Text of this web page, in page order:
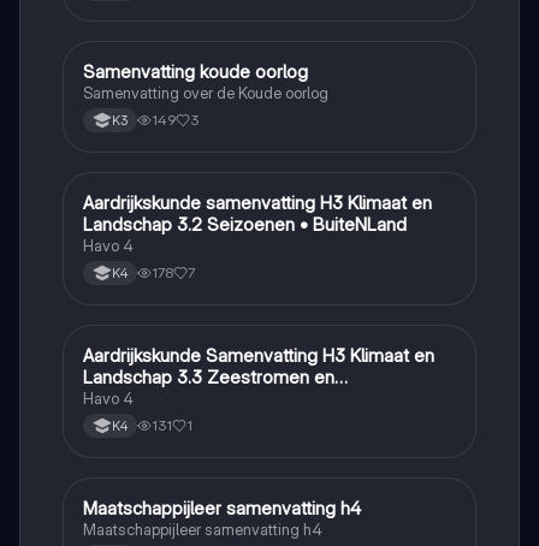
Geschiedenis
Samenvatting koude oorlog
Samenvatting over de Koude oorlog
K3 149 3
Aardrijkskunde
Aardrijkskunde samenvatting H3 Klimaat en
Landschap 3.2 Seizoenen • BuiteNLand
Havo 4
K4 178 7
Aardrijkskunde
Aardrijkskunde Samenvatting H3 Klimaat en
Landschap 3.3 Zeestromen en
Klimaatgebieden • BuiteNLand
Havo 4
K4 131 1
Maatschappijleer
Maatschappijleer samenvatting h4
Maatschappijleer samenvatting h4